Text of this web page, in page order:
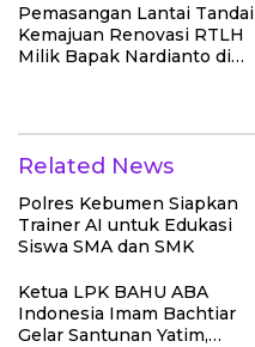
Pemasangan Lantai Tandai
Kemajuan Renovasi RTLH
Milik Bapak Nardianto di
Related News
Polres Kebumen Siapkan
Trainer AI untuk Edukasi
Siswa SMA dan SMK
Ketua LPK BAHU ABA
Indonesia Imam Bachtiar
Gelar Santunan Yatim,